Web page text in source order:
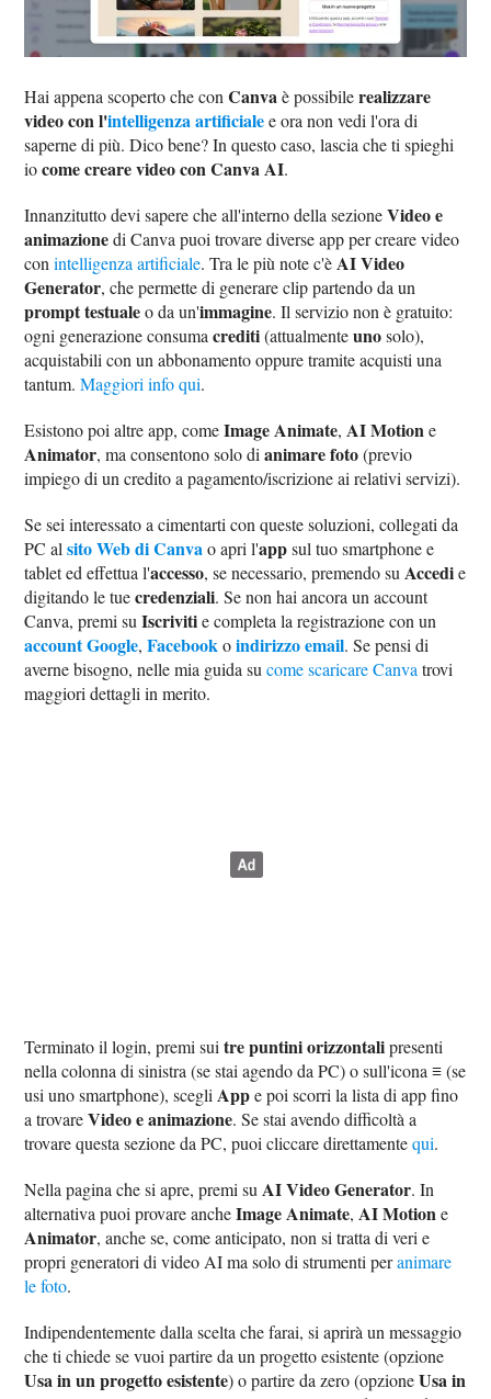
Hai appena scoperto che conCanvaè possibilerealizzare
video con l'intelligenza artificialee ora non vedi l'ora di
saperne di più. Dico bene? In questo caso, lascia che ti spieghi
iocome creare video con Canva AI.
Innanzitutto devi sapere che all'interno della sezioneVideo e
animazionedi Canva puoi trovare diverse app per creare video
conintelligenza artificiale. Tra le più note c'è AI Video
Generator, che permette di generare clip partendo da un
prompt testualeo da un'immagine. Il servizio non è gratuito:
ogni generazione consumacrediti(attualmenteunosolo),
acquistabili con un abbonamento oppure tramite acquisti una
tantum.Maggiori info qui.
Esistono poi altre app, comeImage Animate, AI Motione
Animator, ma consentono solo dianimare foto(previo
impiego di un credito a pagamento/iscrizione ai relativi servizi).
Se sei interessato a cimentarti con queste soluzioni, collegati da
PC alsito Web di Canvao apri l'appsul tuo smartphone e
tablet ed effettua l'accesso, se necessario, premendo su Accedie
digitando le tuecredenziali. Se non hai ancora un account
Canva, premi suIscrivitie completa la registrazione con un
account Google,Facebookoindirizzo email. Se pensi di
averne bisogno, nelle mia guida sucome scaricare Canva trovi
maggiori dettagli in merito.
Terminato il login, premi suitre puntini orizzontalipresenti
nella colonna di sinistra (se stai agendo da PC) o sull'icona≡(se
usi uno smartphone), scegli Appe poi scorri la lista di app fino
a trovareVideo e animazione. Se stai avendo difficoltà a
trovare questa sezione da PC, puoi cliccare direttamentequi.
Nella pagina che si apre, premi su AI Video Generator. In
alternativa puoi provare ancheImage Animate, AI Motione
Animator, anche se, come anticipato, non si tratta di veri e
propri generatori di video AI ma solo di strumenti peranimare
le foto.
Indipendentemente dalla scelta che farai, si aprirà un messaggio
che ti chiede se vuoi partire da un progetto esistente (opzione
Usa in un progetto esistente) o partire da zero (opzioneUsa in